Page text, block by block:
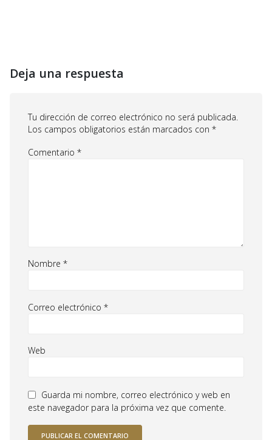
Deja una respuesta
Tu dirección de correo electrónico no será publicada.
Los campos obligatorios están marcados con *
Comentario *
Nombre *
Correo electrónico *
Web
Guarda mi nombre, correo electrónico y web en
este navegador para la próxima vez que comente.